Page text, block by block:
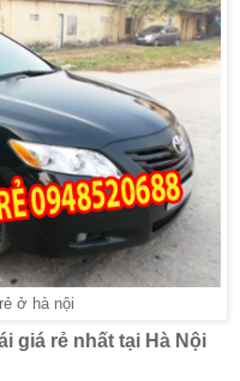
ở hà nội
giá rẻ nhất tại Hà Nội